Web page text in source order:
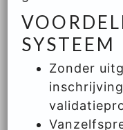
SYSTEEM
Zonder